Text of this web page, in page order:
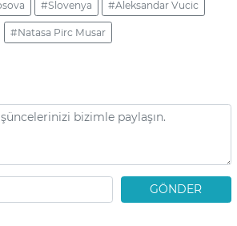
#Slovenya #Aleksandar Vucic
#Natasa Pirc Musar
GÖNDER